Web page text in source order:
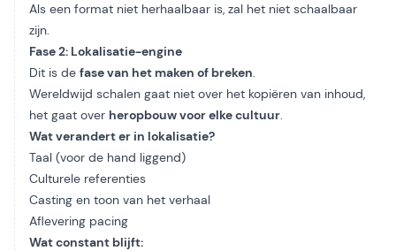
Als een format niet herhaalbaar is, zal het niet schaalbaar
zijn.
Fase 2: Lokalisatie-engine
Dit is de fase van het maken of breken.
Wereldwijd schalen gaat niet over het kopiëren van inhoud,
het gaat over heropbouw voor elke cultuur.
Wat verandert er in lokalisatie?
Taal (voor de hand liggend)
Culturele referenties
Casting en toon van het verhaal
Aflevering pacing
Wat constant blijft: